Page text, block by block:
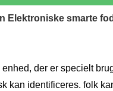
Elektroniske smarte
der er specielt
kan identificeres. folk